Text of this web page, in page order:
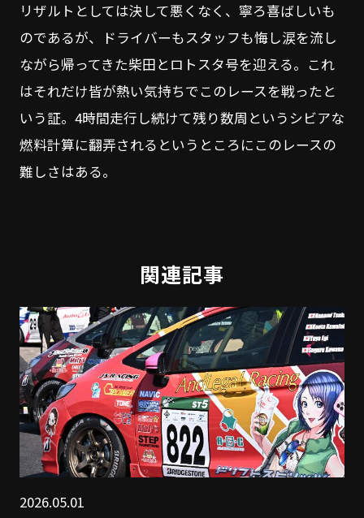
リザルトとしては決して悪くなく、寧ろ喜ばしいも
のであるが、ドライバーもスタッフも悔し涙を流し
ながら帰ってきた柴田とロトスタ号を迎える。これ
はそれだけ皆が熱い気持ちでこのレースを戦ったと
いう証。4時間走行し続けて残り数周というシビアな
燃料計算に翻弄されるというところにこのレースの
難しさはある。
関連記事
2026.05.01